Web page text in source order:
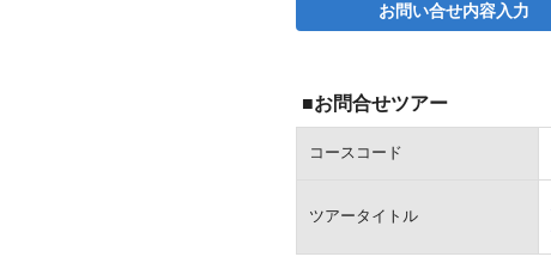
お問い合せ内容入力
■お問合せツアー
コースコード
ツアータイトル